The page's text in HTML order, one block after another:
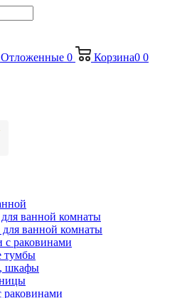
Отложенные 0 Корзина0 0
для ванной комнаты
ванной комнаты
с раковинами
тумбы
шкафы